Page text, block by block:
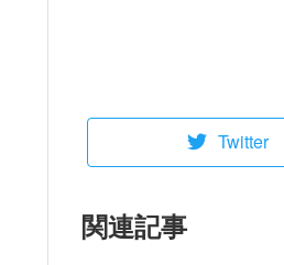
Twitter
関連記事